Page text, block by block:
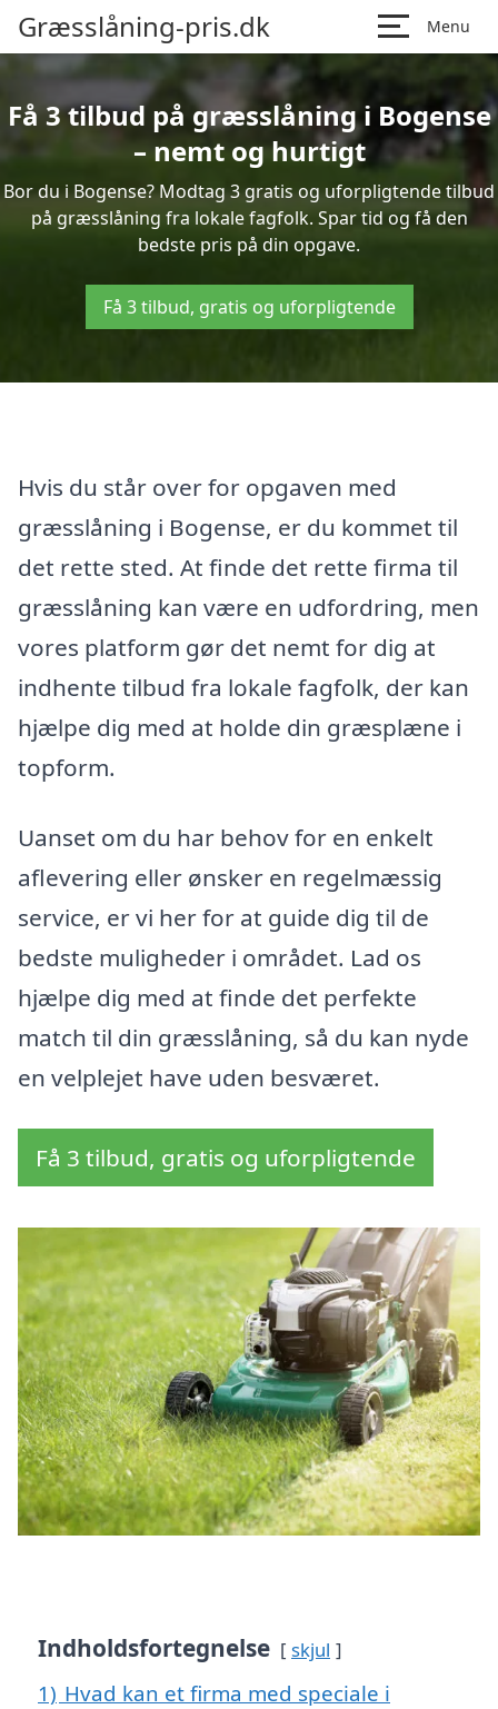
Græsslåning-pris.dk Menu
Få 3 tilbud på græsslåning i Bogense
– nemt og hurtigt
Bor du i Bogense? Modtag 3 gratis og uforpligtende tilbud
på græsslåning fra lokale fagfolk. Spar tid og få den
bedste pris på din opgave.
Få 3 tilbud, gratis og uforpligtende
Hvis du står over for opgaven med
græsslåning i Bogense, er du kommet til
det rette sted. At finde det rette firma til
græsslåning kan være en udfordring, men
vores platform gør det nemt for dig at
indhente tilbud fra lokale fagfolk, der kan
hjælpe dig med at holde din græsplæne i
topform.
Uanset om du har behov for en enkelt
aflevering eller ønsker en regelmæssig
service, er vi her for at guide dig til de
bedste muligheder i området. Lad os
hjælpe dig med at finde det perfekte
match til din græsslåning, så du kan nyde
en velplejet have uden besværet.
Få 3 tilbud, gratis og uforpligtende
Indholdsfortegnelse skjul
1) Hvad kan et firma med speciale i